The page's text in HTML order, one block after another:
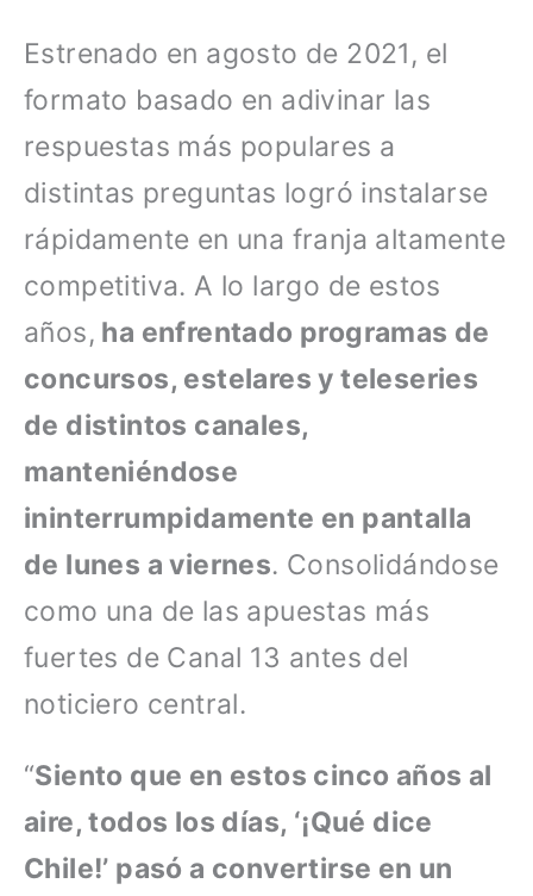
Estrenado en agosto de 2021, el
formato basado en adivinar las
respuestas más populares a
distintas preguntas logró instalarse
rápidamente en una franja altamente
competitiva. A lo largo de estos
años, ha enfrentado programas de
concursos, estelares y teleseries
de distintos canales,
manteniéndose
ininterrumpidamente en pantalla
de lunes a viernes. Consolidándose
como una de las apuestas más
fuertes de Canal 13 antes del
noticiero central.
“Siento que en estos cinco años al
aire, todos los días, ‘¡Qué dice
Chile!’ pasó a convertirse en un